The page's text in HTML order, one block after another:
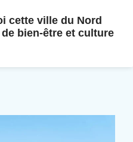
cette ville du Nord
bien-être et culture